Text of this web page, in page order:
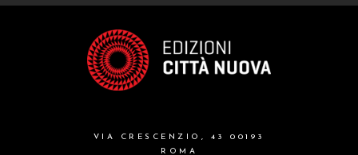
VIA CRESCENZIO, 43 00193
ROMA